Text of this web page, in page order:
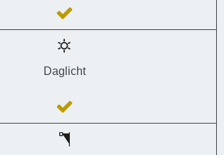
Daglicht